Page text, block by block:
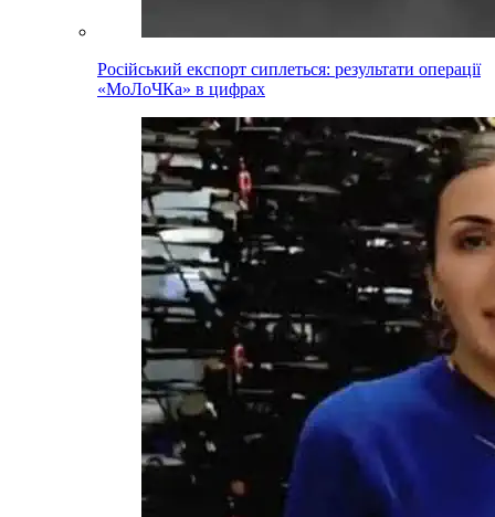
Російський експорт сиплеться: результати операції
«МоЛоЧКа» в цифрах